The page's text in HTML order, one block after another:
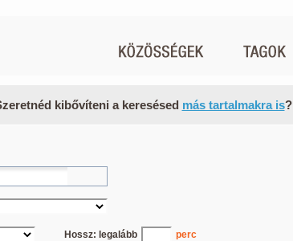
kibővíteni a keresésed más tartalmakra is?
Hossz: legalább perc